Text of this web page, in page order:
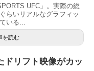
UFC」。実際の総
らいリアルなグラフィッ
いる...
を読む
ドリフト映像がカッ